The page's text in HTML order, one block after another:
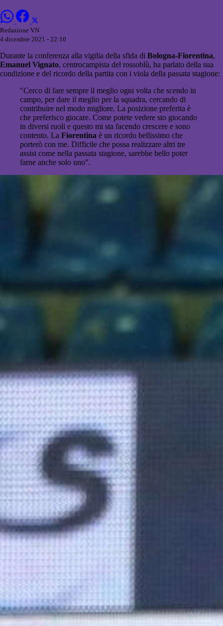
Redazione VN
4 dicembre 2021 - 22:10
Durante la conferenza alla vigilia della sfida di Bologna-Fiorentina,
Emanuel Vignato, centrocampista del rossoblù, ha parlato della sua
condizione e del ricordo della partita con i viola della passata stagione:
"Cerco di fare sempre il meglio ogni volta che scendo in
campo, per dare il meglio per la squadra, cercando di
contribuire nel modo migliore. La posizione preferita è
che preferisco giocare. Come potete vedere sto giocando
in diversi ruoli e questo mi sta facendo crescere e sono
contento. La Fiorentina è un ricordo bellissimo che
porterò con me. Difficile che possa realizzare altri tre
assist come nella passata stagione, sarebbe bello poter
farne anche solo uno".